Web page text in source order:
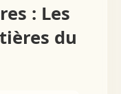
: Les
du